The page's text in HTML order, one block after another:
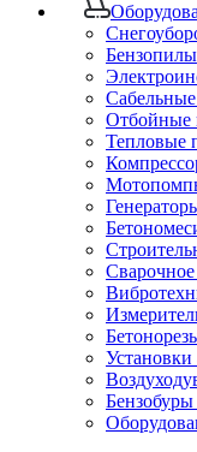
Бензопилы
Отбойные
Тепловые
Установки